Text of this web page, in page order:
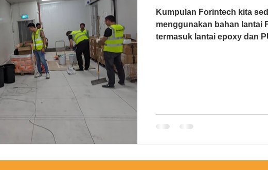
Kumpulan Forintech kita
menggunakan bahan lantai
termasuk lantai epoxy dan